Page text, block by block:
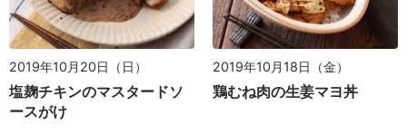
2019年10月20日（日）
塩麹チキンのマスタードソ
ースがけ
2019年10月18日（金）
鶏むね肉の生姜マヨ丼